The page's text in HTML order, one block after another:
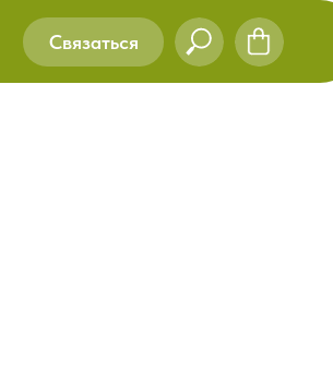
Связаться